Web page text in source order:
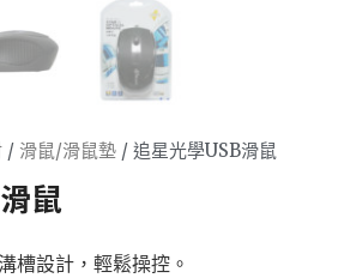
/ 滑鼠/滑鼠墊 / 追星光學USB滑鼠
鼠
槽設計，輕鬆操控。